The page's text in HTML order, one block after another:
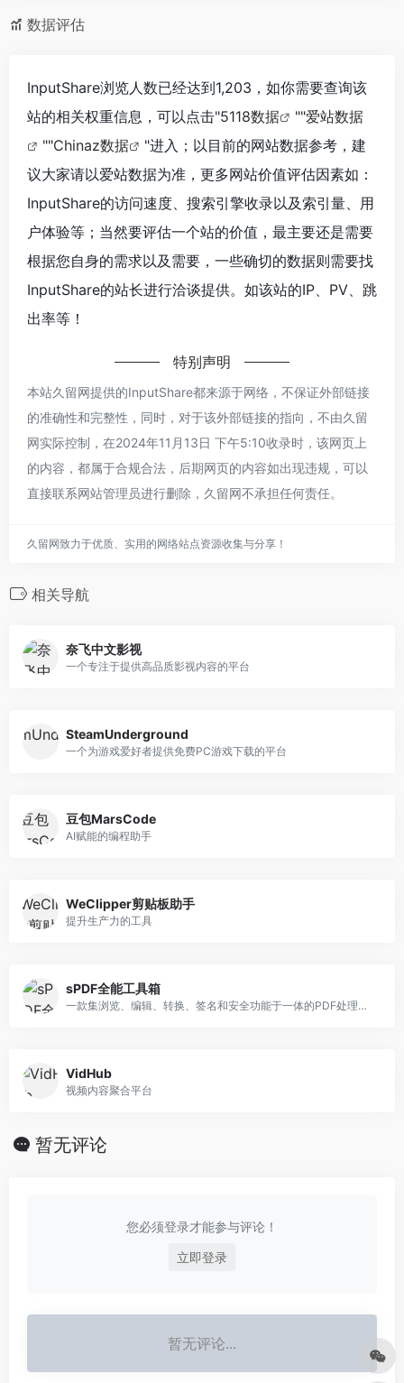
数据评估
InputShare浏览人数已经达到1,203，如你需要查询该
站的相关权重信息，可以点击"5118数据 ""爱站数据
""Chinaz数据
"进入；以目前的网站数据参考，建
议大家请以爱站数据为准，更多网站价值评估因素如：
InputShare的访问速度、搜索引擎收录以及索引量、用
户体验等；当然要评估一个站的价值，最主要还是需要
根据您自身的需求以及需要，一些确切的数据则需要找
InputShare的站长进行洽谈提供。如该站的IP、PV、跳
出率等！
特别声明
本站久留网提供的InputShare都来源于网络，不保证外部链接
的准确性和完整性，同时，对于该外部链接的指向，不由久留
网实际控制，在2024年11月13日 下午5:10收录时，该网页上
的内容，都属于合规合法，后期网页的内容如出现违规，可以
直接联系网站管理员进行删除，久留网不承担任何责任。
久留网致力于优质、实用的网络站点资源收集与分享！
相关导航
奈飞中文影视
一个专注于提供高品质影视内容的平台
SteamUnderground
一个为游戏爱好者提供免费PC游戏下载的平台
豆包MarsCode
AI赋能的编程助手
WeClipper剪贴板助手
提升生产力的工具
sPDF全能工具箱
一款集浏览、编辑、转换、签名和安全功能于一体的PDF处理工具
VidHub
视频内容聚合平台
暂无评论
您必须登录才能参与评论！
立即登录
暂无评论...